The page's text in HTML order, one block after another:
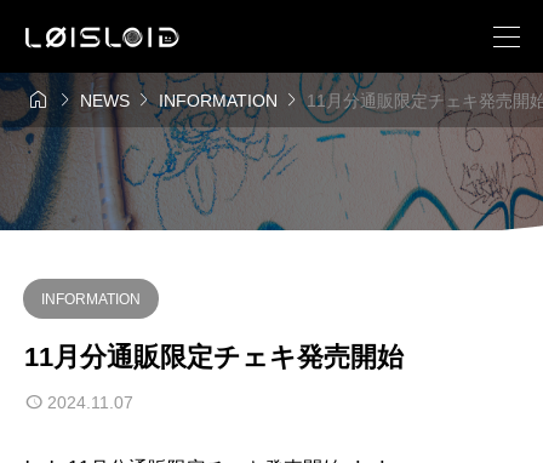
  NEWS INFORMATION 11月分通販限定チェキ発売開
INFORMATION
11月分通販限定チェキ発売開始
2024.11.07